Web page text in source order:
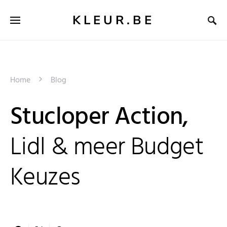
KLEUR.BE
Home Blog
Stucloper Action,
Lidl & meer Budget
Keuzes